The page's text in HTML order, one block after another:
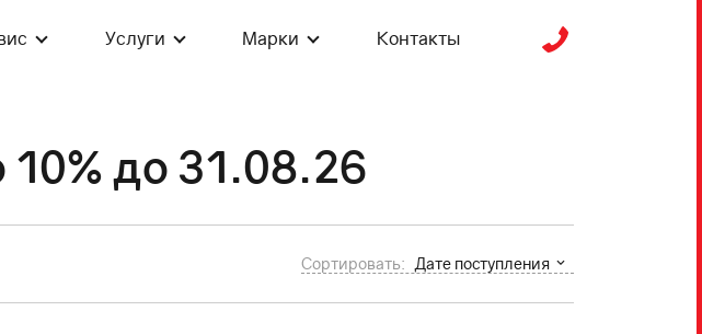
Услуги Марки Контакты
до 31.08.26
Сортировать: Дате поступления